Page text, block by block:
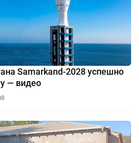
Samarkand-2028 успешно
— видео